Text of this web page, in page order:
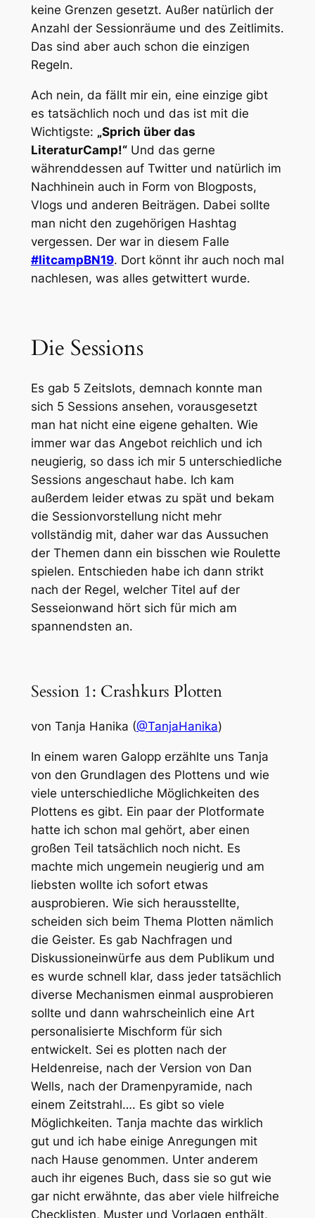
keine Grenzen gesetzt. Außer natürlich der
Anzahl der Sessionräume und des Zeitlimits.
Das sind aber auch schon die einzigen
Regeln.
Ach nein, da fällt mir ein, eine einzige gibt
es tatsächlich noch und das ist mit die
Wichtigste: „Sprich über das
LiteraturCamp!“Und das gerne
währenddessen auf Twitter und natürlich im
Nachhinein auch in Form von Blogposts,
Vlogs und anderen Beiträgen. Dabei sollte
man nicht den zugehörigen Hashtag
vergessen. Der war in diesem Falle
#litcampBN19. Dort könnt ihr auch noch mal
nachlesen, was alles getwittert wurde.
Die Sessions
Es gab 5 Zeitslots, demnach konnte man
sich 5 Sessions ansehen, vorausgesetzt
man hat nicht eine eigene gehalten. Wie
immer war das Angebot reichlich und ich
neugierig, so dass ich mir 5 unterschiedliche
Sessions angeschaut habe. Ich kam
außerdem leider etwas zu spät und bekam
die Sessionvorstellung nicht mehr
vollständig mit, daher war das Aussuchen
der Themen dann ein bisschen wie Roulette
spielen. Entschieden habe ich dann strikt
nach der Regel, welcher Titel auf der
Sesseionwand hört sich für mich am
spannendsten an.
Session 1: Crashkurs Plotten
von Tanja Hanika (@TanjaHanika)
In einem waren Galopp erzählte uns Tanja
von den Grundlagen des Plottens und wie
viele unterschiedliche Möglichkeiten des
Plottens es gibt. Ein paar der Plotformate
hatte ich schon mal gehört, aber einen
großen Teil tatsächlich noch nicht. Es
machte mich ungemein neugierig und am
liebsten wollte ich sofort etwas
ausprobieren. Wie sich herausstellte,
scheiden sich beim Thema Plotten nämlich
die Geister. Es gab Nachfragen und
Diskussioneinwürfe aus dem Publikum und
es wurde schnell klar, dass jeder tatsächlich
diverse Mechanismen einmal ausprobieren
sollte und dann wahrscheinlich eine Art
personalisierte Mischform für sich
entwickelt. Sei es plotten nach der
Heldenreise, nach der Version von Dan
Wells, nach der Dramenpyramide, nach
einem Zeitstrahl…. Es gibt so viele
Möglichkeiten. Tanja machte das wirklich
gut und ich habe einige Anregungen mit
nach Hause genommen. Unter anderem
auch ihr eigenes Buch, dass sie so gut wie
gar nicht erwähnte, das aber viele hilfreiche
Checklisten, Muster und Vorlagen enthält,